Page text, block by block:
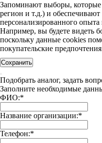
Запоминают выборы, которые
регион и т.д.) и
персонализированного
Например, вы будете видеть
поскольку данные cookies
покупательские
Сохранить
Подобрать аналог, задать
Заполните необходимые
ФИО:*
Название организации:*
Телефон:*